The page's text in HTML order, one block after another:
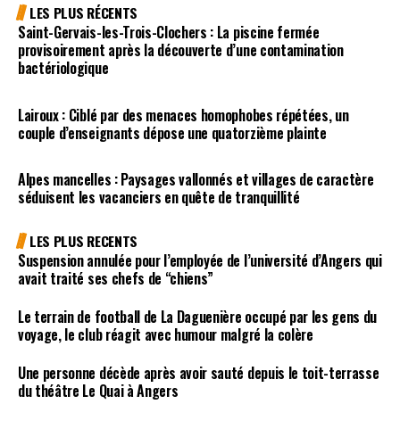
LES PLUS RÉCENTS
Saint-Gervais-les-Trois-Clochers : La piscine fermée
provisoirement après la découverte d’une contamination
bactériologique
Lairoux : Ciblé par des menaces homophobes répétées, un
couple d’enseignants dépose une quatorzième plainte
Alpes mancelles : Paysages vallonnés et villages de caractère
séduisent les vacanciers en quête de tranquillité
LES PLUS RECENTS
Suspension annulée pour l’employée de l’université d’Angers qui
avait traité ses chefs de “chiens”
Le terrain de football de La Daguenière occupé par les gens du
voyage, le club réagit avec humour malgré la colère
Une personne décède après avoir sauté depuis le toit-terrasse
du théâtre Le Quai à Angers